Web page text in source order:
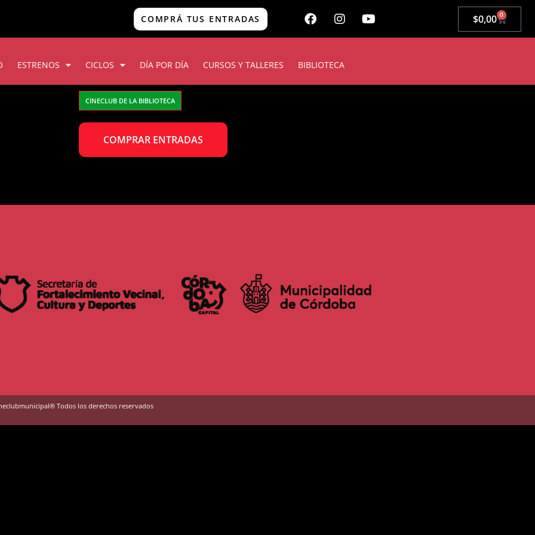
COMPRÁ TUS ENTRADAS $0,00 0
ESTRENOS CICLOS DÍA POR DÍA CURSOS Y TALLERES BIBLIOTECA
CINECLUB DE LA BIBLIOTECA
COMPRAR ENTRADAS
Todos los derechos reservados